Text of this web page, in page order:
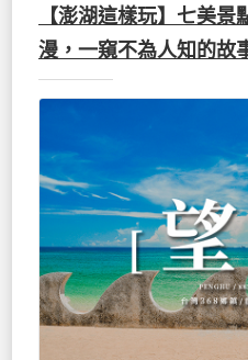
【澎湖這樣玩】七美
漫，一窺不為人知的故